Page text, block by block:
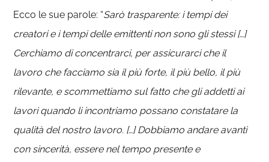
Ecco le sue parole: “Sarò trasparente: i tempi dei
creatori e i tempi delle emittenti non sono gli stessi […]
Cerchiamo di concentrarci, per assicurarci che il
lavoro che facciamo sia il più forte, il più bello, il più
rilevante, e scommettiamo sul fatto che gli addetti ai
lavori quando li incontriamo possano constatare la
qualità del nostro lavoro. […] Dobbiamo andare avanti
con sincerità, essere nel tempo presente e